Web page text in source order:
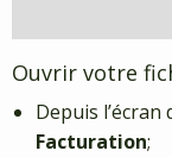
Ouvrir votre
Depuis l’écran
Facturation;